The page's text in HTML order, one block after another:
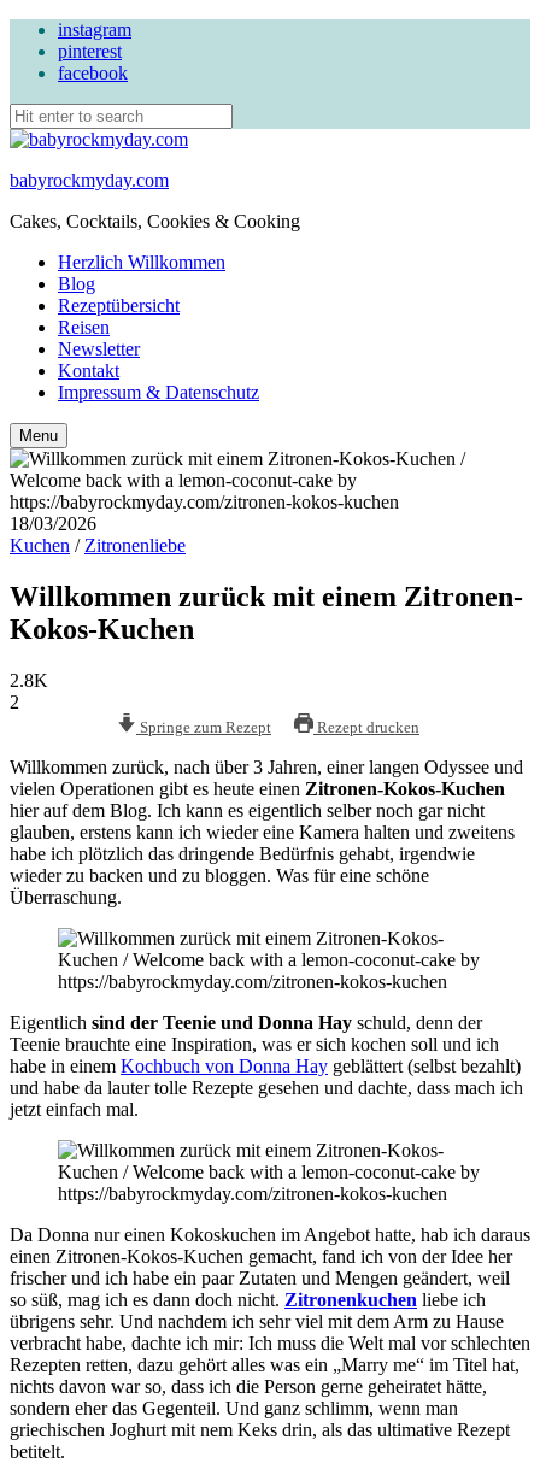
instagram
pinterest
facebook
babyrockmyday.com
Cakes, Cocktails, Cookies & Cooking
Herzlich Willkommen
Blog
Rezeptübersicht
Reisen
Newsletter
Kontakt
Impressum & Datenschutz
Search
Menu
18/03/2026
Kuchen / Zitronenliebe
Willkommen zurück mit einem Zitronen-
Kokos-Kuchen
2.8K
2
Springe zum Rezept Rezept drucken
Willkommen zurück, nach über 3 Jahren, einer langen Odyssee und
vielen Operationen gibt es heute einen Zitronen-Kokos-Kuchen
hier auf dem Blog. Ich kann es eigentlich selber noch gar nicht
glauben, erstens kann ich wieder eine Kamera halten und zweitens
habe ich plötzlich das dringende Bedürfnis gehabt, irgendwie
wieder zu backen und zu bloggen. Was für eine schöne
Überraschung.
Eigentlich sind der Teenie und Donna Hay schuld, denn der
Teenie brauchte eine Inspiration, was er sich kochen soll und ich
habe in einem Kochbuch von Donna Hay geblättert (selbst bezahlt)
und habe da lauter tolle Rezepte gesehen und dachte, dass mach ich
jetzt einfach mal.
Da Donna nur einen Kokoskuchen im Angebot hatte, hab ich daraus
einen Zitronen-Kokos-Kuchen gemacht, fand ich von der Idee her
frischer und ich habe ein paar Zutaten und Mengen geändert, weil
so süß, mag ich es dann doch nicht. Zitronenkuchen liebe ich
übrigens sehr. Und nachdem ich sehr viel mit dem Arm zu Hause
verbracht habe, dachte ich mir: Ich muss die Welt mal vor schlechten
Rezepten retten, dazu gehört alles was ein „Marry me“ im Titel hat,
nichts davon war so, dass ich die Person gerne geheiratet hätte,
sondern eher das Gegenteil. Und ganz schlimm, wenn man
griechischen Joghurt mit nem Keks drin, als das ultimative Rezept
betitelt.